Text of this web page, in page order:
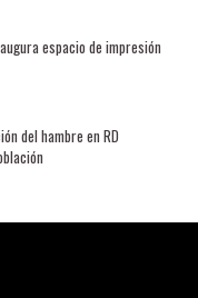
espacio de impresión
del hambre en RD